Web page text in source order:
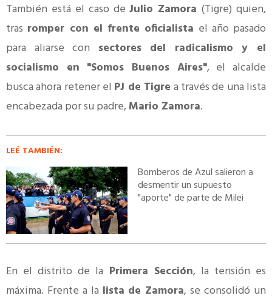
También está el caso deJulio Zamora (Tigre) quien,
tras romper con el frente oficialista el año pasado
para aliarse con sectores del radicalismo y el
socialismo en "Somos Buenos Aires", el alcalde
busca ahora retener el PJ de Tigre a través de una lista
encabezada por su padre,Mario Zamora.
LEÉ TAMBIÉN:
Bomberos de Azul salieron a
desmentir un supuesto
"aporte" de parte de Milei
En el distrito de la Primera Sección, la tensión es
máxima. Frente a la lista de Zamora, se consolidó un